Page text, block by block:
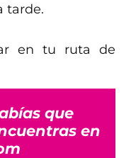
tarde.
en tu ruta de
que
en